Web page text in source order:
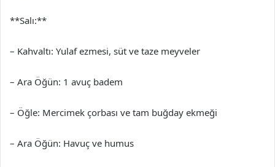
**Salı:**
– Kahvaltı: Yulaf ezmesi, süt ve taze meyveler
– Ara Öğün: 1 avuç badem
– Öğle: Mercimek çorbası ve tam buğday ekmeği
– Ara Öğün: Havuç ve humus